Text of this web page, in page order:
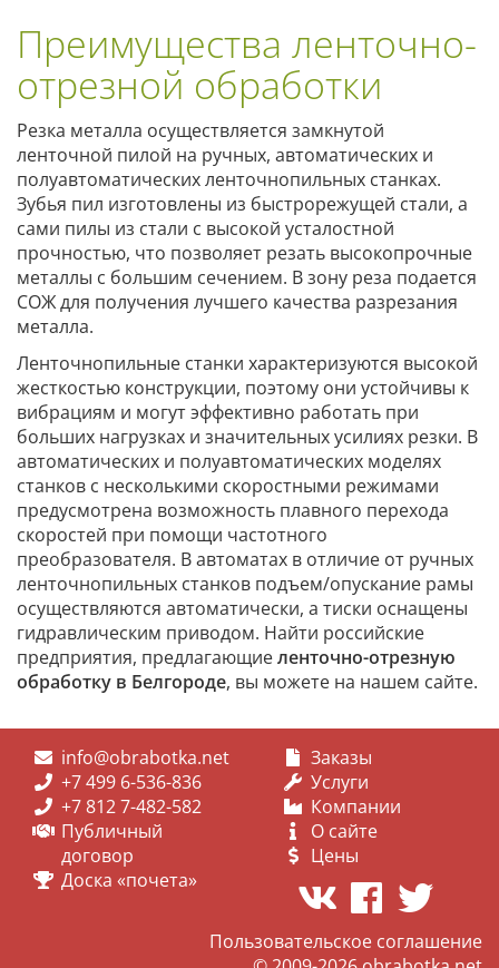
Преимущества ленточно-
отрезной обработки
Резка металла осуществляется замкнутой
ленточной пилой на ручных, автоматических и
полуавтоматических ленточнопильных станках.
Зубья пил изготовлены из быстрорежущей стали, а
сами пилы из стали с высокой усталостной
прочностью, что позволяет резать высокопрочные
металлы с большим сечением. В зону реза подается
СОЖ для получения лучшего качества разрезания
металла.
Ленточнопильные станки характеризуются высокой
жесткостью конструкции, поэтому они устойчивы к
вибрациям и могут эффективно работать при
больших нагрузках и значительных усилиях резки. В
автоматических и полуавтоматических моделях
станков с несколькими скоростными режимами
предусмотрена возможность плавного перехода
скоростей при помощи частотного
преобразователя. В автоматах в отличие от ручных
ленточнопильных станков подъем/опускание рамы
осуществляются автоматически, а тиски оснащены
гидравлическим приводом. Найти российские
предприятия, предлагающиеленточно-отрезную
обработку в Белгороде, вы можете на нашем сайте.
info@obrabotka.net
+7 499 6-536-836
+7 812 7-482-582
Публичный
договор
Доска «почета»
Заказы
Услуги
Компании
О сайте
Цены
Пользовательское соглашение